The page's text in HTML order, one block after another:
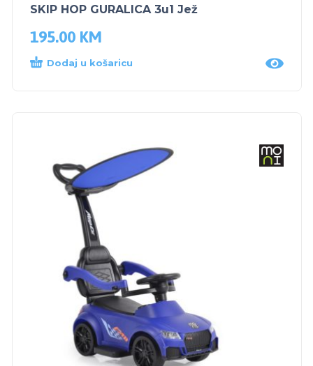
SKIP HOP GURALICA 3u1 Jež
195.00 KM
Dodaj u košaricu